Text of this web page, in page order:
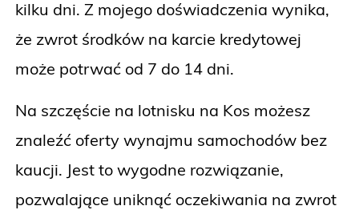
kilku dni. Z mojego doświadczenia wynika,
że zwrot środków na karcie kredytowej
może potrwać od 7 do 14 dni.
Na szczęście na lotnisku na Kos możesz
znaleźć oferty wynajmu samochodów bez
kaucji. Jest to wygodne rozwiązanie,
pozwalające uniknąć oczekiwania na zwrot